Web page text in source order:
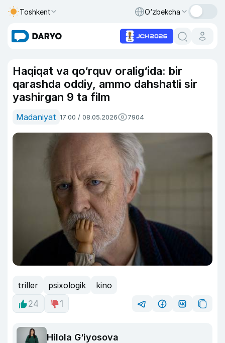
Toshkent O‘zbekcha
Haqiqat va qo‘rquv oralig‘ida: bir
qarashda oddiy, ammo dahshatli sir
yashirgan 9 ta film
Madaniyat 17:00 / 08.05.2026 7904
triller psixologik
kino
24
1
Hilola G‘iyosova